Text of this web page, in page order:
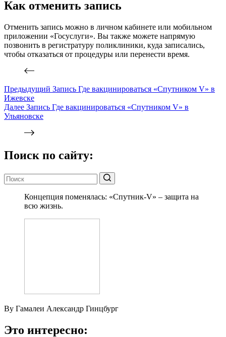
Как отменить запись
Отменить запись можно в личном кабинете или мобильном
приложении «Госуслуги». Вы также можете напрямую
позвонить в регистратуру поликлиники, куда записались,
чтобы отказаться от процедуры или перенести время.
Предыдущий Запись Где вакцинироваться «Спутником V» в
Ижевске
Далее Запись Где вакцинироваться «Спутником V» в
Ульяновске
Поиск по сайту:
Концепция поменялась: «Спутник-V» – защита на
всю жизнь.
By Гамалеи Александр Гинцбург
Это интересно: